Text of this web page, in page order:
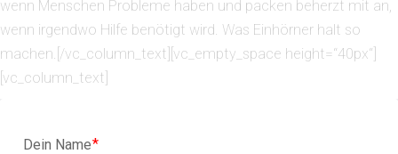
wenn Menschen Probleme haben und packen beherzt mit an,
wenn irgendwo Hilfe benötigt wird. Was Einhörner halt so
machen.[/vc_column_text][vc_empty_space height=“40px“]
[vc_column_text]
Dein Name